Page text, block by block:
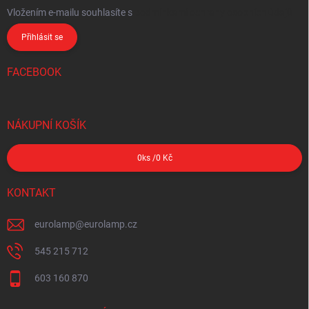
Vložením e-mailu souhlasíte s
Přihlásit se
FACEBOOK
NÁKUPNÍ KOŠÍK
0 ks /0 Kč
KONTAKT
eurolamp@eurolamp.cz
545 215 712
603 160 870